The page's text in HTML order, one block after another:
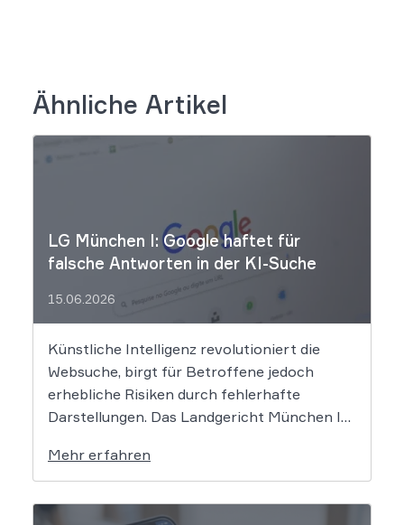
Ähnliche Artikel
LG München I: Google haftet für
falsche Antworten in der KI-Suche
15.06.2026
Künstliche Intelligenz revolutioniert die
Websuche, birgt für Betroffene jedoch
erhebliche Risiken durch fehlerhafte
Darstellungen. Das Landgericht München I
rechtliche Grenzen. Werden durch die
automatisierten KI-Zusammenfassungen
falsche Tatsachen verbreitet, greift die
Mehr erfahren